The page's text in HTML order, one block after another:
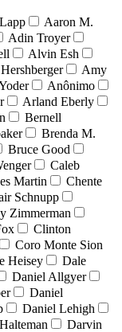
Aaron M.
Adin Troyer
Alvin Esh
Amy
Anônimo
Arland Eberly
Bernell
Brenda M.
Bruce Good
Caleb
Martin
Chente
Schnupp
Zimmerman
Clinton
Coro Monte Sion
Heisey
Dale
Daniel Allgyer
Daniel
Daniel Lehigh
Darvin